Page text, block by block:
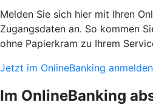
Melden Sie sich hier mit Ihren
Zugangsdaten an. So kommen
ohne Papierkram zu Ihrem
Jetzt im OnlineBanking anmelden
Im OnlineBanking